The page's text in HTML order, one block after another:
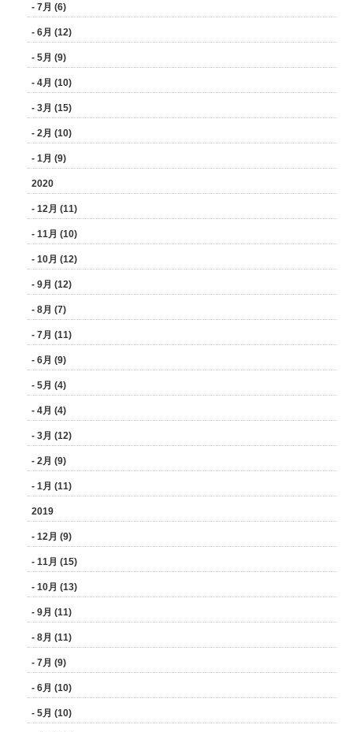
- 7月 (6)
- 6月 (12)
- 5月 (9)
- 4月 (10)
- 3月 (15)
- 2月 (10)
- 1月 (9)
2020
- 12月 (11)
- 11月 (10)
- 10月 (12)
- 9月 (12)
- 8月 (7)
- 7月 (11)
- 6月 (9)
- 5月 (4)
- 4月 (4)
- 3月 (12)
- 2月 (9)
- 1月 (11)
2019
- 12月 (9)
- 11月 (15)
- 10月 (13)
- 9月 (11)
- 8月 (11)
- 7月 (9)
- 6月 (10)
- 5月 (10)